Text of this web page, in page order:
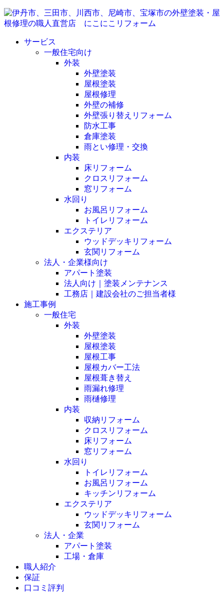
サービス
一般住宅向け
外装
外壁塗装
屋根塗装
屋根修理
外壁の補修
外壁張り替えリフォーム
防水工事
倉庫塗装
雨とい修理・交換
内装
床リフォーム
クロスリフォーム
窓リフォーム
水回り
お風呂リフォーム
トイレリフォーム
エクステリア
ウッドデッキリフォーム
玄関リフォーム
法人・企業様向け
アパート塗装
法人向け｜塗装メンテナンス
工務店｜建設会社のご担当者様
施工事例
一般住宅
外装
外壁塗装
屋根塗装
屋根工事
屋根カバー工法
屋根葺き替え
雨漏れ修理
雨樋修理
内装
収納リフォーム
クロスリフォーム
床リフォーム
窓リフォーム
水回り
トイレリフォーム
お風呂リフォーム
キッチンリフォーム
エクステリア
ウッドデッキリフォーム
玄関リフォーム
法人・企業
アパート塗装
工場・倉庫
職人紹介
保証
口コミ評判